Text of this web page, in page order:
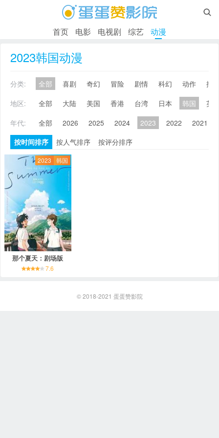

首页 电影 电视剧 综艺 动漫
2023韩国动漫
分类: 全部 喜剧 奇幻 冒险 剧情 科幻 动作
搞
地区:
全部 大陆 美国 香港 台湾 日本 韩国
英
年代:
全部 2026 2025 2024 2023 2022 2021
按时间排序
按人气排序 按评分排序
2023 韩国
那个夏天：剧场版
7.6
© 2018-2021 蛋蛋赞影院